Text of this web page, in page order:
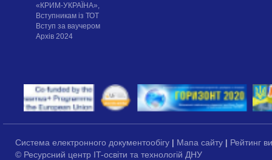
«КРИМ-УКРАЇНА»,
Вступникам із ТОТ
Вступ за ваучером
Архів 2024
Система електронного документообігу | Мапа сайту | Рейтинг
© Ресурсний центр IT-освіти та технологій ДНУ